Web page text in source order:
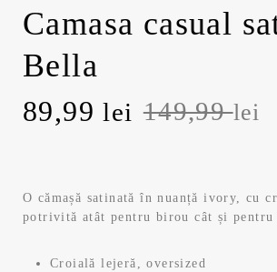
Camasa casual
Bella
149,99lei
Prețul
a
fost:
89,99lei
Prețul
este:
89,99 lei.
O cămașă satinată în nuanță ivory, cu
potrivită atât pentru birou cât și pentru
Croială lejeră, oversized